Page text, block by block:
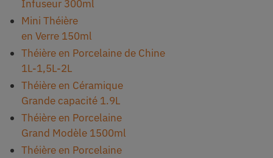
Infuseur 300ml
Mini Théière
en Verre 150ml
Théière en Porcelaine de Chine
1L-1,5L-2L
Théière en Céramique
Grande capacité 1.9L
Théière en Porcelaine
Grand Modèle 1500ml
Théière en Porcelaine